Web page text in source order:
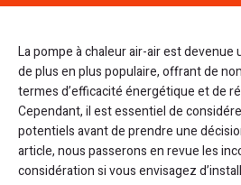
La pompe à chaleur air-air est
de plus en plus populaire, offrant de
termes d’efficacité énergétique et de
Cependant, il est essentiel de
potentiels avant de prendre une
article, nous passerons en revue les
considération si vous envisagez